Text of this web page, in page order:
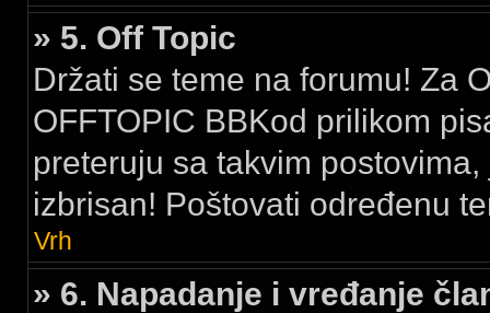
» 5. Off Topic
Držati se teme na forumu! Za
OFFTOPIC BBKod prilikom
preteruju sa takvim
izbrisan! Poštovati određenu
Vrh
» 6. Napadanje i vređanje